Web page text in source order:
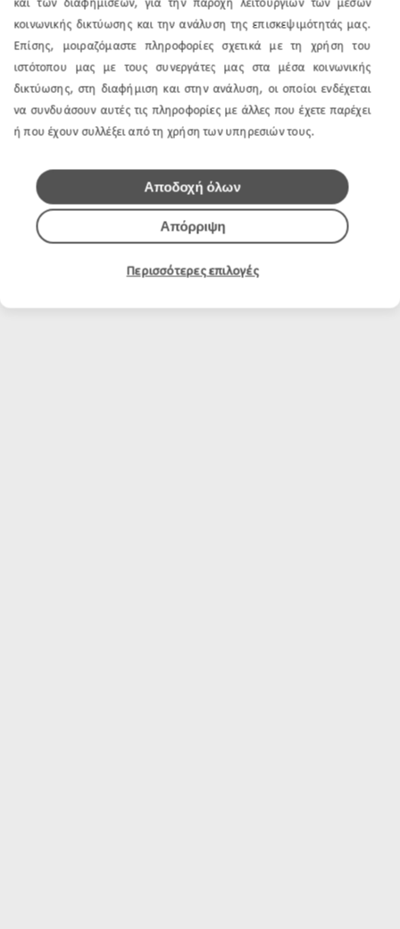
και των διαφημίσεων, για την παροχή λειτουργιών των μέσων
κοινωνικής δικτύωσης και την ανάλυση της επισκεψιμότητάς μας.
Επίσης, μοιραζόμαστε πληροφορίες σχετικά με τη χρήση του
ιστότοπου μας με τους συνεργάτες μας στα μέσα κοινωνικής
δικτύωσης, στη διαφήμιση και στην ανάλυση, οι οποίοι ενδέχεται
να συνδυάσουν αυτές τις πληροφορίες με άλλες που έχετε παρέχει
ή που έχουν συλλέξει από τη χρήση των υπηρεσιών τους.
Απόρριψη
Αποδοχή όλων
Περισσότερες επιλογές